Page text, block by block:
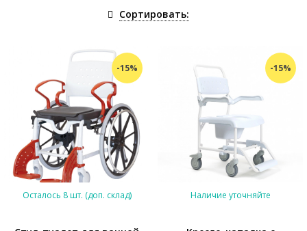
Сортировать:
-15%
Осталось 8 шт. (доп. склад)
-15%
Наличие уточняйте